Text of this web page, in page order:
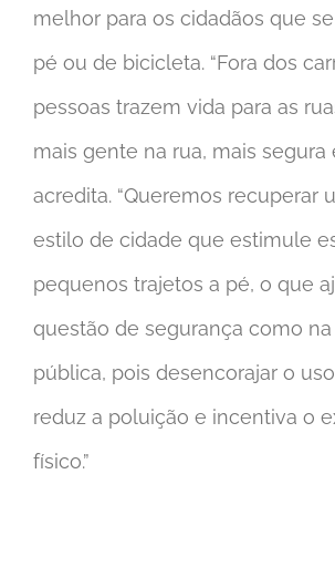
melhor para os cidadãos que
pé ou de bicicleta. “Fora dos
pessoas trazem vida para as
mais gente na rua, mais segura
acredita. “Queremos recuperar
estilo de cidade que estimule
pequenos trajetos a pé, o que
questão de segurança como
pública, pois desencorajar o
reduz a poluição e incentiva o
físico.”